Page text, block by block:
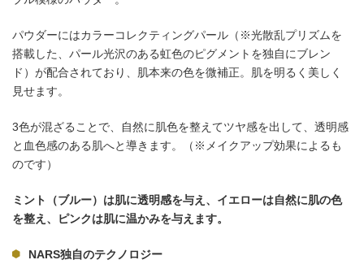
パウダーにはカラーコレクティングパール（※光散乱プリズムを
搭載した、パール光沢のある虹色のピグメントを独自にブレン
ド）が配合されており、肌本来の色を微補正。肌を明るく美しく
見せます。
3色が混ざることで、自然に肌色を整えてツヤ感を出して、透明感
と血色感のある肌へと導きます。（※メイクアップ効果によるも
のです）
ミント（ブルー）は肌に透明感を与え、イエローは自然に肌の色
を整え、ピンクは肌に温かみを与えます。
NARS独自のテクノロジー